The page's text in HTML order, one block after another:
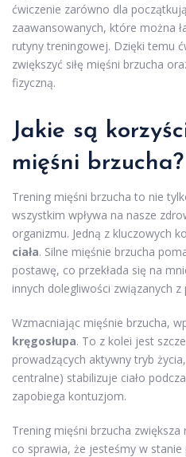
ćwiczenie zarówno dla
zaawansowanych, które można
rutyny treningowej. Dzięki temu
zwiększyć siłę mięśni brzucha
fizyczną.
Jakie są
mięśni brzucha?
Trening mięśni brzucha to nie
wszystkim wpływa na nasze
organizmu. Jedną z kluczowych
ciała. Silne mięśnie brzucha
postawę, co przekłada się na
innych dolegliwości związanych z
Wzmacniając mięśnie brzucha,
kręgosłupa. To z kolei jest
prowadzących aktywny tryb
centralne) stabilizuje ciało
zapobiega kontuzjom.
Trening mięśni brzucha zwiększa
co sprawia, że jesteśmy w